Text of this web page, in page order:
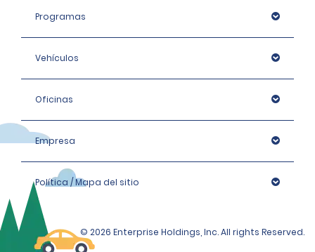
Programas
Vehículos
Oficinas
Empresa
Política / Mapa del sitio
© 2026 Enterprise Holdings, Inc. All rights Reserved.